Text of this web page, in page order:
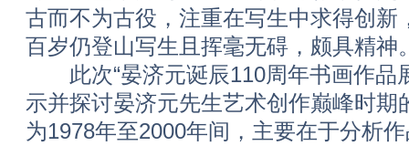
古而不为古役，注重在写生中求得创新
百岁仍登山写生且挥毫无碍，颇具精神
此次“晏济元诞辰110周年书画作品
示并探讨晏济元先生艺术创作巅峰时期
为1978年至2000年间，主要在于分析